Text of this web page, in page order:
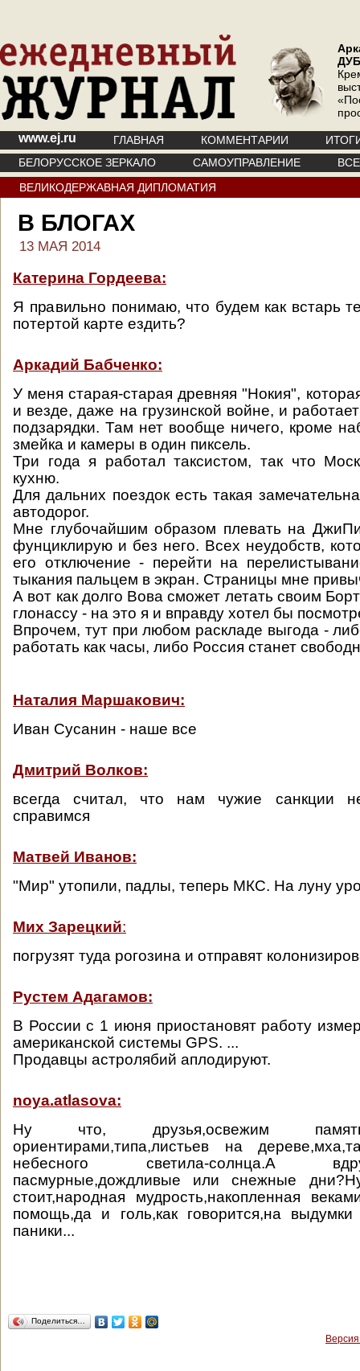
www.ej.ru ГЛАВНАЯ КОММЕНТАРИИ
БЕЛОРУССКОЕ ЗЕРКАЛО
САМОУПРАВЛЕНИЕ
ВЕЛИКОДЕРЖАВНАЯ ДИПЛОМАТИЯ
В БЛОГАХ
13 МАЯ 2014
Катерина Гордеева:
Я правильно понимаю, что будем как встарь
потертой карте ездить?
Аркадий Бабченко:
У меня старая-старая древняя "Нокия",
и везде, даже на грузинской войне, и
подзарядки. Там нет вообще ничего, кроме
змейка и камеры в один пиксель.
Три года я работал таксистом, так что
кухню.
Для дальних поездок есть такая
автодорог.
Мне глубочайшим образом плевать на
фунциклирую и без него. Всех неудобств,
его отключение - перейти на
тыкания пальцем в экран. Страницы мне
А вот как долго Вова сможет летать своим
глонассу - на это я и вправду хотел бы
Впрочем, тут при любом раскладе выгода -
работать как часы, либо Россия станет
Наталия Маршакович:
Иван Сусанин - наше все
Дмитрий Волков:
всегда считал, что нам чужие санкции
справимся
Матвей Иванов:
"Мир" утопили, падлы, теперь МКС. На луну
Мих Зарецкий:
погрузят туда рогозина и отправят
Рустем Адагамов:
В России с 1 июня приостановят работу
американской системы GPS. ...
Продавцы астролябий аплодируют.
noya.atlasova:
Ну что, друзья,освежим
ориентирами,типа,листьев на
небесного светила-солнца.А
пасмурные,дождливые или снежные
стоит,народная мудрость,накопленная
помощь,да и голь,как говорится,на выдумки
паники...
Поделиться…